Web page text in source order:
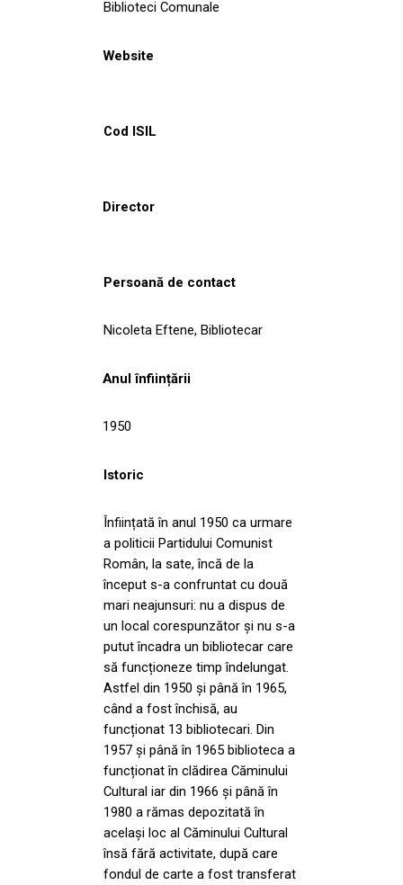
Biblioteci Comunale
Website
Cod ISIL
Director
Persoană de contact
Nicoleta Eftene, Bibliotecar
Anul înființării
1950
Istoric
Înființată în anul 1950 ca urmare
a politicii Partidului Comunist
Român, la sate, încă de la
început s-a confruntat cu două
mari neajunsuri: nu a dispus de
un local corespunzător și nu s-a
putut încadra un bibliotecar care
să funcționeze timp îndelungat.
Astfel din 1950 și până în 1965,
când a fost închisă, au
funcționat 13 bibliotecari. Din
1957 și până în 1965 biblioteca a
funcționat în clădirea Căminului
Cultural iar din 1966 și până în
1980 a rămas depozitată în
același loc al Căminului Cultural
însă fără activitate, după care
fondul de carte a fost transferat